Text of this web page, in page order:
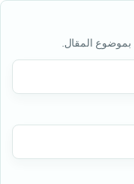
بموضوع المقال.